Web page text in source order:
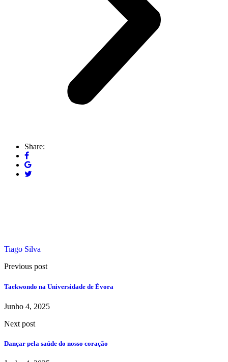
Share:
Tiago Silva
Previous post
Taekwondo na Universidade de Évora
Junho 4, 2025
Next post
Dançar pela saúde do nosso coração